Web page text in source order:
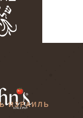
ИЗРАИЛЬ